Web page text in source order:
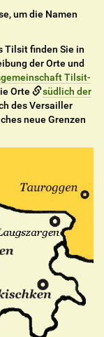
um die Namen
Tilsit finden Sie in
der Orte und
Tilsit-
Orte
südlich der
des Versailler
neue Grenzen